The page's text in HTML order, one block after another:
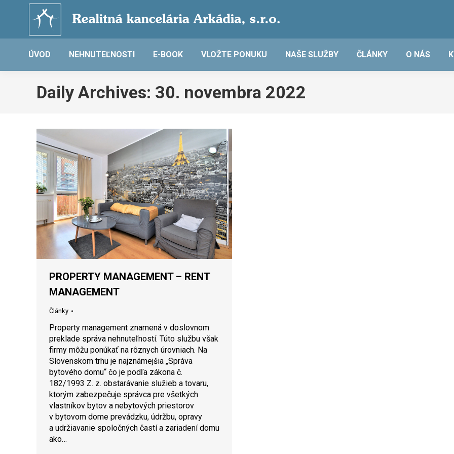
ÚVOD NEHNUTEĽNOSTI E-BOOK VLOŽTE PONUKU NAŠE SLUŽBY ČLÁNKY O NÁS
Daily Archives: 30. novembra 2022
PROPERTY MANAGEMENT – RENT
MANAGEMENT
Články
Property management znamená v doslovnom
preklade správa nehnuteľností. Túto službu však
firmy môžu ponúkať na rôznych úrovniach. Na
Slovenskom trhu je najznámejšia „Správa
bytového domu“ čo je podľa zákona č.
182/1993 Z. z. obstarávanie služieb a tovaru,
ktorým zabezpečuje správca pre všetkých
vlastníkov bytov a nebytových priestorov
v bytovom dome prevádzku, údržbu, opravy
a udržiavanie spoločných častí a zariadení domu
ako…